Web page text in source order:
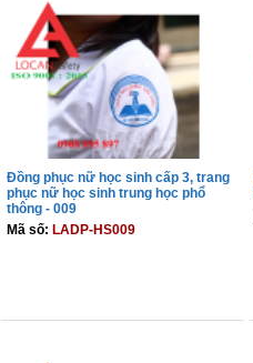
Đồng phục nữ học sinh cấp 3, trang
phục nữ học sinh trung học phổ
thông - 009
Mã số: LADP-HS009